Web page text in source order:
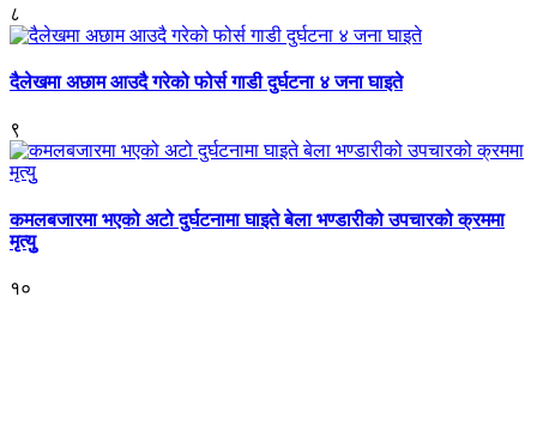
८
दैलेखमा अछाम आउदै गरेको फोर्स गाडी दुर्घटना ४ जना घाइते
९
कमलबजारमा भएको अटो दुर्घटनामा घाइते बेला भण्डारीको उपचारको क्रममा
मृत्युु
१०